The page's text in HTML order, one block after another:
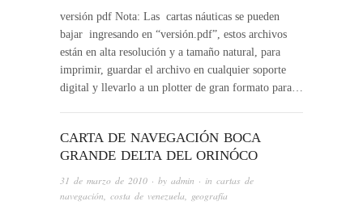
versión pdf Nota: Las cartas náuticas se pueden
bajar ingresando en “versión.pdf”, estos archivos
están en alta resolución y a tamaño natural, para
imprimir, guardar el archivo en cualquier soporte
digital y llevarlo a un plotter de gran formato para…
CARTA DE NAVEGACIÓN BOCA
GRANDE DELTA DEL ORINÓCO
31 de marzo de 2010 · by admin · in cartas de
navegación costa de venezuela geografía